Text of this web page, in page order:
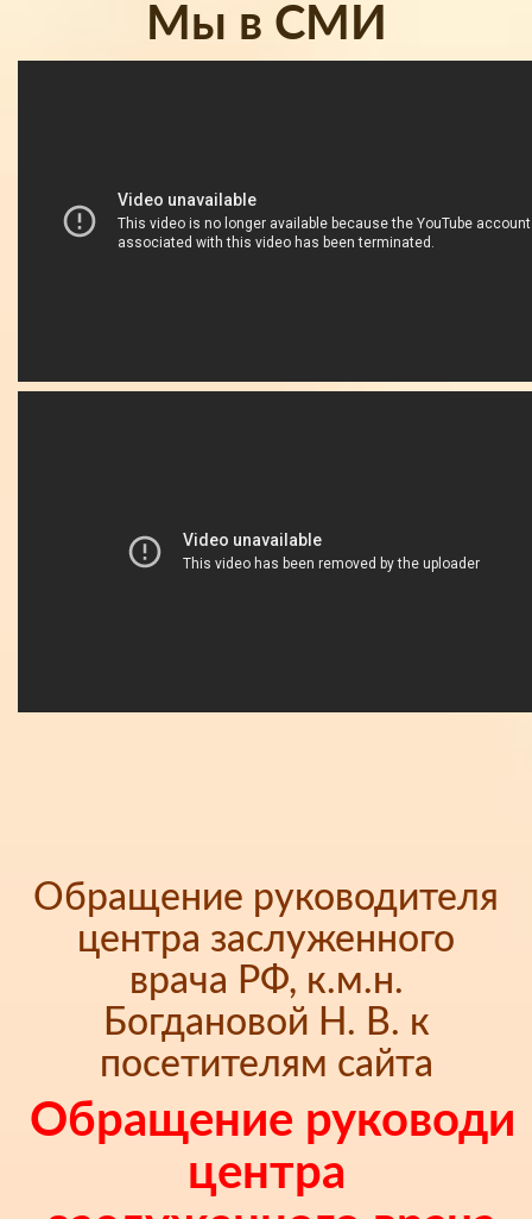
Мы в СМИ
Обращение руководителя
центра заслуженного
врача РФ, к.м.н.
Богдановой Н. В. к
посетителям сайта
Обращение
центра